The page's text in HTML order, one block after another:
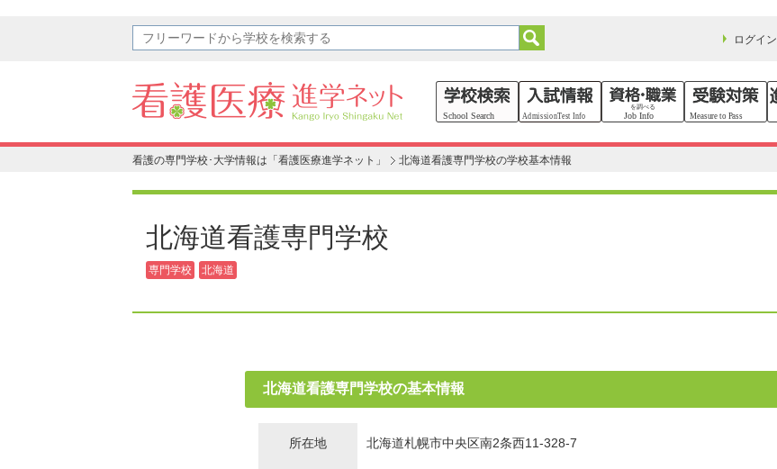
ログイン
看護の専門学校･大学情報は「看護医療進学ネット」 北海道看護専門学校の学校基本情報
北海道看護専門学校
専門学校 北海道
北海道看護専門学校の基本情報
所在地 北海道札幌市中央区南2条西11-328-7